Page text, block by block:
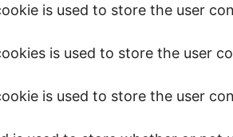
is used to store the user
is used to store the user
is used to store the user